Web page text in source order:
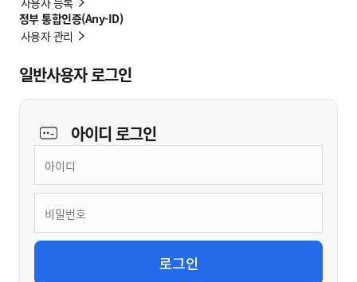
정부 통합인증(Any-ID)
사용자 관리
일반사용자 로그인
아이디로그인